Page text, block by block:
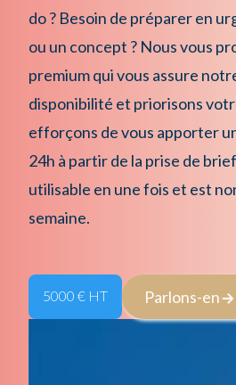
do ? Besoin de préparer en
ou un concept ? Nous vous
premium qui vous assure
disponibilité et priorisons
efforçons de vous apporter
24h à partir de la prise de
utilisable en une fois et est
semaine.
5000 € HT Parlons-en